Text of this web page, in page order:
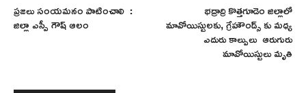
ప్రజలు సంయమనం పాటించాలి :
జిల్లా ఎస్పీ గౌష్ ఆలం
భద్రాద్రి కొత్తగూడెం జిల్లాలో
మావోయిస్టులకు, గ్రేహౌండ్స్‌ కు మధ్య
ఎదురు కాల్పులు ఆరుగురు
మావోయిస్టులు మృతి